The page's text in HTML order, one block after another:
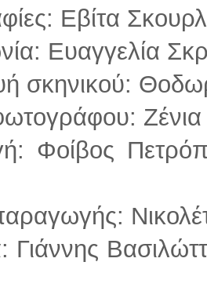
Εβίτα
Ευαγγελία
σκηνικού:
Φοίβος
Γιάννης